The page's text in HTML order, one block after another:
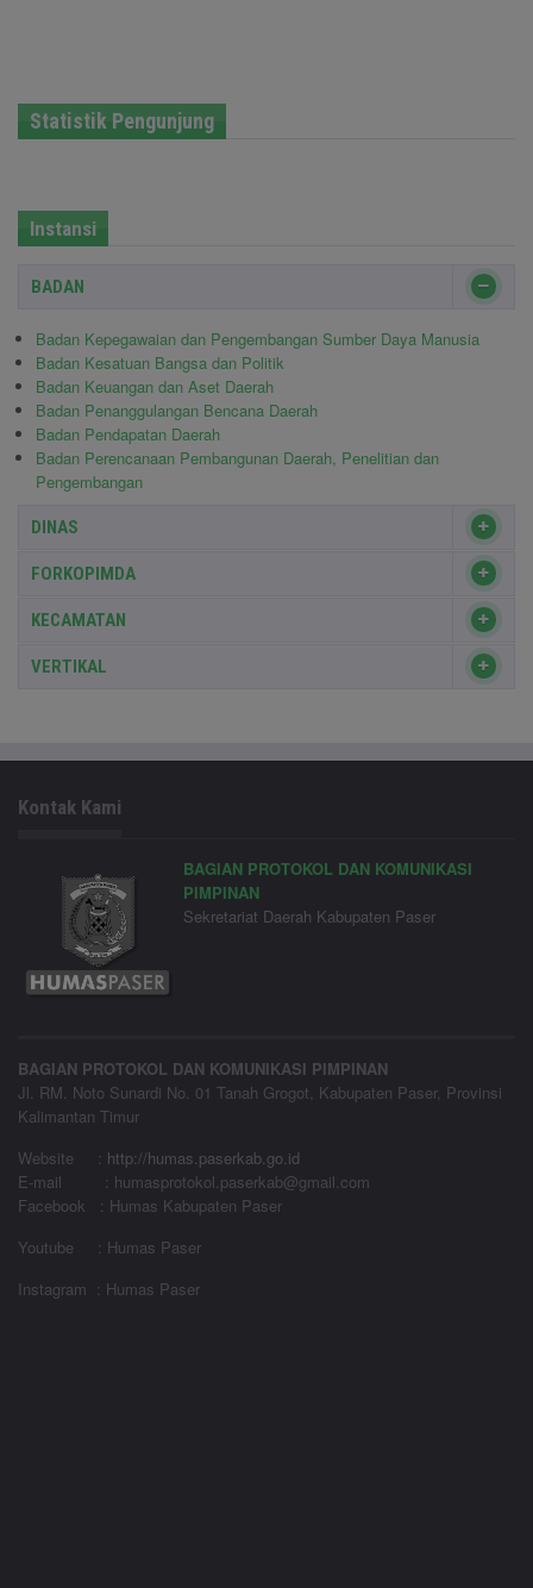
Statistik Pengunjung
Instansi
BADAN
Badan Kepegawaian dan Pengembangan Sumber Daya Manusia
Badan Kesatuan Bangsa dan Politik
Badan Keuangan dan Aset Daerah
Badan Penanggulangan Bencana Daerah
Badan Pendapatan Daerah
Badan Perencanaan Pembangunan Daerah, Penelitian dan
Pengembangan
DINAS
FORKOPIMDA
KECAMATAN
VERTIKAL
Kontak Kami
BAGIAN PROTOKOL DAN KOMUNIKASI
PIMPINAN
Sekretariat Daerah Kabupaten Paser
BAGIAN PROTOKOL DAN KOMUNIKASI PIMPINAN
Jl. RM. Noto Sunardi No. 01 Tanah Grogot, Kabupaten Paser, Provinsi
Kalimantan Timur
Website
: http://humas.paserkab.go.id
E-mail : humasprotokol.paserkab@gmail.com
Facebook : Humas Kabupaten Paser
Youtube : Humas Paser
Instagram : Humas Paser